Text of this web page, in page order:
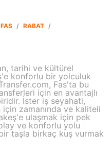
FAS / RABAT /
tarihi ve kültürel
konforlu bir yolculuk
Fas'ta bu
için en avantajlı
İster iş seyahati,
zamanında ve kaliteli
ulaşmak için pek
ve konforlu yolu
taşla birkaç kuş vurmak